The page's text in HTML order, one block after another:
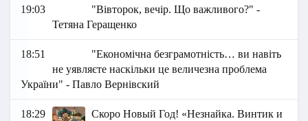
19:03
"Вівторок, вечір. Що важливого?" -
Тетяна Геращенко
18:51
"Економічна безграмотність… ви навіть
не уявляєте наскільки це величезна проблема
України" - Павло Вернівский
18:29
Скоро Новый Год! «Незнайка. Винтик и